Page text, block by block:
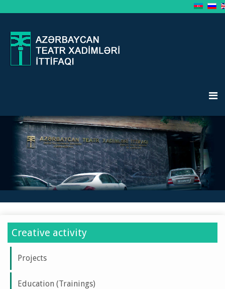
Creative activity
Projects
Education (Trainings)